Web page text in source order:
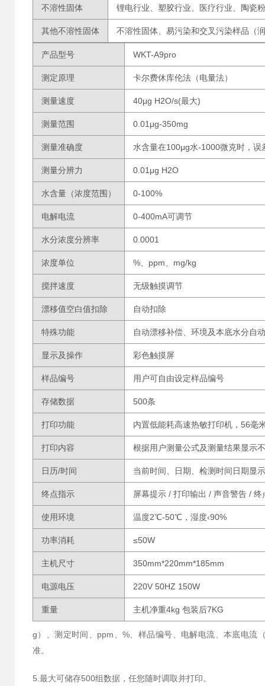
不溶性固体 锂电行业、塑胶行业、医疗行业、陶瓷
其他不溶性固体 不溶性固体、易污染和交叉污染样品（
产品型号 WKT-A9pro
测定原理 卡尔费休库伦法（电量法）
测量速度 40μg H2O/s(最大)
测量范围 0.01μg-350mg
测量准确度 水含量在100μg水-1000微克时，
测量分辨力 0.01μg H2O
水含量（浓度范围） 0-100%
电解电流 0-400mA可调节
水分浓度分辨率 0.0001
浓度单位 %、ppm、mg/kg
搅拌速度 无级触摸调节
漂移值空白值扣除 自动扣除
特殊功能 自动漂移补偿、环境及本底水分自
显示及操作 彩色触摸屏
样品编号 用户可自由设定样品编号
存储数据 500条
打印功能 内置低能耗高速热敏打印机，56毫
打印内容 根据用户测量公式及测量结果显示
日历/时间 当前时间、日期、检测时间日期显
终点指示 屏幕提示 / 打印输出 / 声音警告 / 终
使用环境 温度2℃-50℃，湿度‹90%
功率消耗 ≤50W
主机尺寸 350mm*220mm*185mm
电源电压 220V 50HZ 150W
重量 主机净重4kg 包装后7KG
g）、测定时间、ppm、%、样品编号、电解电流、本底电流
准。
5.最大可储存500组数据，任您随时调取并打印。